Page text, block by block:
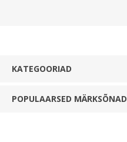
KATEGOORIAD
POPULAARSED MÄRKSÕNAD